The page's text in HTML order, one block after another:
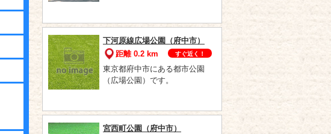
下河原線広場公園（府中市）
距離 0.2 km
すぐ近く！
東京都府中市にある都市公園
（広場公園）です。
宮西町公園（府中市）